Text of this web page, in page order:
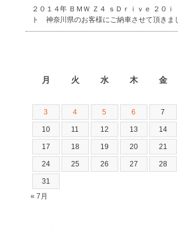
２０１４年 ＢＭＷ Ｚ４ ｓＤｒｉｖｅ ２０
ト 神奈川県のお客様にご納車させて頂きま
月 火 水 木 金
3 4 5 6 7
10 11 12 13 14
17 18 19 20 21
24 25 26 27 28
31
« 7月